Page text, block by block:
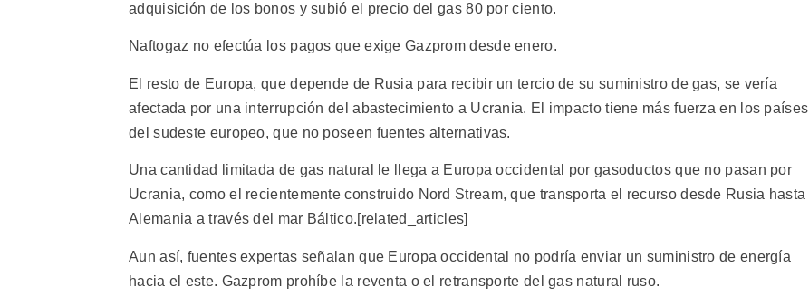
adquisición de los bonos y subió el precio del gas 80 por ciento.
Naftogaz no efectúa los pagos que exige Gazprom desde enero.
El resto de Europa, que depende de Rusia para recibir un tercio de su suministro de gas, se vería
afectada por una interrupción del abastecimiento a Ucrania. El impacto tiene más fuerza en los países
del sudeste europeo, que no poseen fuentes alternativas.
Una cantidad limitada de gas natural le llega a Europa occidental por gasoductos que no pasan por
Ucrania, como el recientemente construido Nord Stream, que transporta el recurso desde Rusia hasta
Alemania a través del mar Báltico.[related_articles]
Aun así, fuentes expertas señalan que Europa occidental no podría enviar un suministro de energía
hacia el este. Gazprom prohíbe la reventa o el retransporte del gas natural ruso.